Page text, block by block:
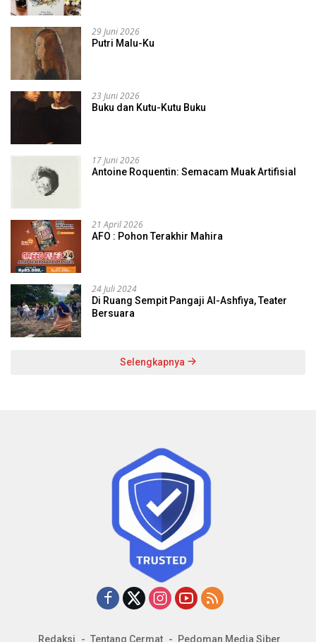
29 Juni 2026
Putri Malu-Ku
23 Juni 2026
Buku dan Kutu-Kutu Buku
17 Juni 2026
Antoine Roquentin: Semacam Muak Artifisial
21 April 2026
AFO : Pohon Terakhir Mahira
24 Juli 2024
Di Ruang Sempit Pangaji Al-Ashfiya, Teater
Bersuara
Selengkapnya
Redaksi Tentang Cermat Pedoman Media Siber